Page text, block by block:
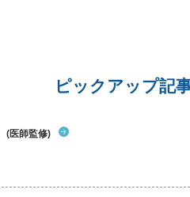
ピックアップ記
(医師監修)